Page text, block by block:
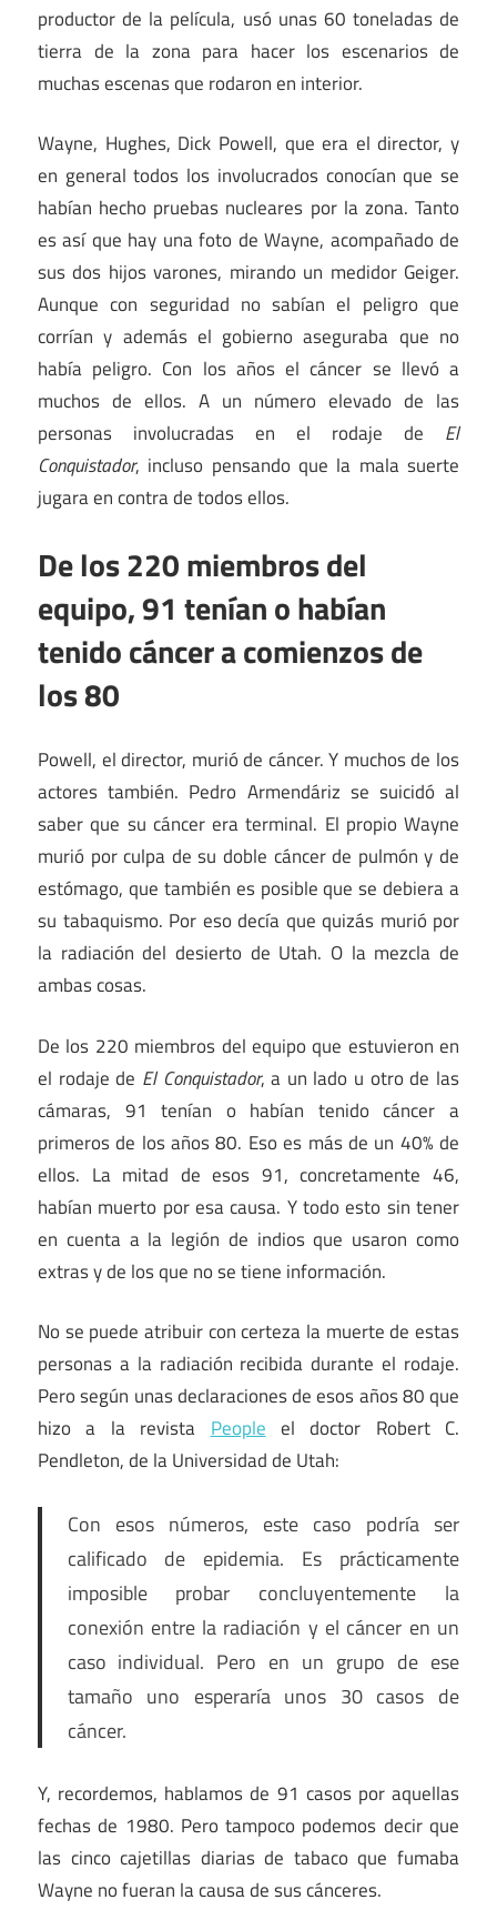
productor de la película, usó unas 60 toneladas de
tierra de la zona para hacer los escenarios de
muchas escenas que rodaron en interior.
Wayne, Hughes, Dick Powell, que era el director, y
en general todos los involucrados conocían que se
habían hecho pruebas nucleares por la zona. Tanto
es así que hay una foto de Wayne, acompañado de
sus dos hijos varones, mirando un medidor Geiger.
Aunque con seguridad no sabían el peligro que
corrían y además el gobierno aseguraba que no
había peligro. Con los años el cáncer se llevó a
muchos de ellos. A un número elevado de las
personas involucradas en el rodaje de El
Conquistador, incluso pensando que la mala suerte
jugara en contra de todos ellos.
De los 220 miembros del
equipo, 91 tenían o habían
tenido cáncer a comienzos de
los 80
Powell, el director, murió de cáncer. Y muchos de los
actores también. Pedro Armendáriz se suicidó al
saber que su cáncer era terminal. El propio Wayne
murió por culpa de su doble cáncer de pulmón y de
estómago, que también es posible que se debiera a
su tabaquismo. Por eso decía que quizás murió por
la radiación del desierto de Utah. O la mezcla de
ambas cosas.
De los 220 miembros del equipo que estuvieron en
el rodaje de El Conquistador, a un lado u otro de las
cámaras, 91 tenían o habían tenido cáncer a
primeros de los años 80. Eso es más de un 40% de
ellos. La mitad de esos 91, concretamente 46,
habían muerto por esa causa. Y todo esto sin tener
en cuenta a la legión de indios que usaron como
extras y de los que no se tiene información.
No se puede atribuir con certeza la muerte de estas
personas a la radiación recibida durante el rodaje.
Pero según unas declaraciones de esos años 80 que
hizo a la revistaPeopleel doctor Robert C.
Pendleton, de la Universidad de Utah:
Con esos números, este caso podría ser
calificado de epidemia. Es prácticamente
imposible probar concluyentemente la
conexión entre la radiación y el cáncer en un
caso individual. Pero en un grupo de ese
tamaño uno esperaría unos 30 casos de
cáncer.
Y, recordemos, hablamos de 91 casos por aquellas
fechas de 1980. Pero tampoco podemos decir que
las cinco cajetillas diarias de tabaco que fumaba
Wayne no fueran la causa de sus cánceres.